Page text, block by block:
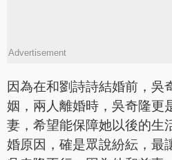
Advertisement
因為在和劉詩詩結婚前，吳
姻，兩人離婚時，吳奇隆更
妻，希望能保障她以後的生
婚原因，確是眾說紛紜，最